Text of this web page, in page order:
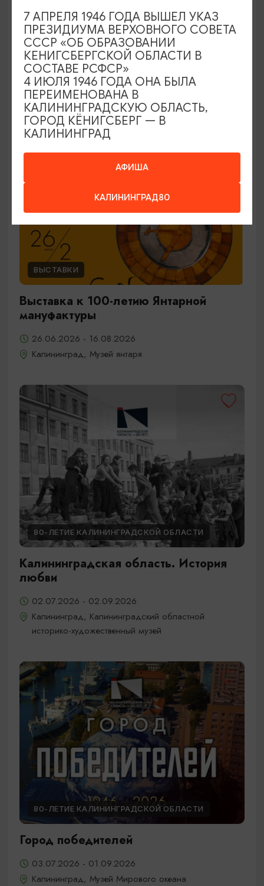
ЭКСКУРСИИ УЧРЕЖДЕНИЙ КУЛЬТУРЫ
Код города. История в символах
25.06.2026 - 30.09.2026, ПН-ПТ в 12:00
Калининград, Музей янтаря
ОТ 150₽ ПУШКИНСКАЯ КАРТА
ВЫСТАВКИ
Выставка к 100-летию Янтарной
мануфактуры
26.06.2026 - 16.08.2026
Калининград, Музей янтаря
80-ЛЕТИЕ КАЛИНИНГРАДСКОЙ ОБЛАСТИ
Калининградская область. История
любви
02.07.2026 - 02.09.2026
Калининград, Калининградский областной
историко-художественный музей
80-ЛЕТИЕ КАЛИНИНГРАДСКОЙ ОБЛАСТИ
Город победителей
03.07.2026 - 01.09.2026
Калининград, Музей Мирового океана
АФИША
КАЛИНИНГРАД80
7 АПРЕЛЯ 1946 ГОДА ВЫШЕЛ УКАЗ
ПРЕЗИДИУМА ВЕРХОВНОГО СОВЕТА
СССР «ОБ ОБРАЗОВАНИИ
КЕНИГСБЕРГСКОЙ ОБЛАСТИ В
СОСТАВЕ РСФСР»
4 ИЮЛЯ 1946 ГОДА ОНА БЫЛА
ПЕРЕИМЕНОВАНА В
КАЛИНИНГРАДСКУЮ ОБЛАСТЬ,
ГОРОД КЁНИГСБЕРГ — В
КАЛИНИНГРАД